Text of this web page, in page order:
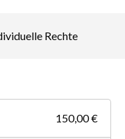
Rechte
150,00 €